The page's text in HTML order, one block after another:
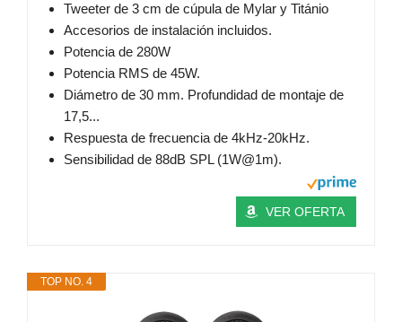
Tweeter de 3 cm de cúpula de Mylar y Titánio
Accesorios de instalación incluidos.
Potencia de 280W
Potencia RMS de 45W.
Diámetro de 30 mm. Profundidad de montaje de
17,5...
Respuesta de frecuencia de 4kHz-20kHz.
Sensibilidad de 88dB SPL (1W@1m).
VER OFERTA
TOP NO. 4